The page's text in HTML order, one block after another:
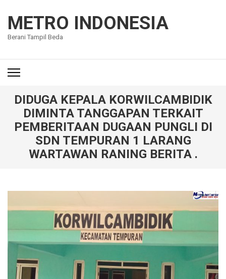
konten
(Tekan
METRO INDONESIA
Berani Tampil Beda
DIDUGA KEPALA KORWILCAMBIDIK
DIMINTA TANGGAPAN TERKAIT
PEMBERITAAN DUGAAN PUNGLI DI
SDN TEMPURAN 1 LARANG
WARTAWAN RANING BERITA .